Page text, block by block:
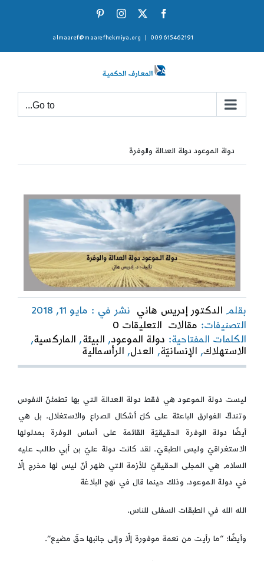
Facebook
X
Instagram
009615462191
almaaref@maarefhekmiya.org
Go to...
دولة الموعود دولة العدالة والوفرة
بقلم الدكتور إدريس هاني
نشر في : مايو 11, 2018
التصنيفات: مقالات التعليقات 0
دولة
الموعود
العدالة
الكلمات المفتاحية: دولة الموعود, البيئة, الماركسية,
الاستهلاك, الإنسانيّة, العدل, الرأسمالية
ليست دولة الموعود هي فقط دولة العدالة التي بها تطمئنّ النفوس
وتندكّ الفوارق الباعثة على كلّ أشكال الصراع والاستغلال. بل هي
أيضًا دولة الوفرة الحقيقيّة القائمة على أساس الوفرة بمدلولها
الاستغراقيّ وليس الطبقيّ. لقد كانت دولة عليّ بن أبي طالب عليه
السلام هي المجلى الحقيقيّ للأزمة التي ظهر أنّ ليس لها مخرج إلّا
في دولة الموعود. وذلك حينما قال في نهج البلاغة
الله الله في الطبقات السفلى للناس.
وأيضًا: “ما رأيت من نعمة موفورة إلّا وإلى جانبها حقّ مضيع”.